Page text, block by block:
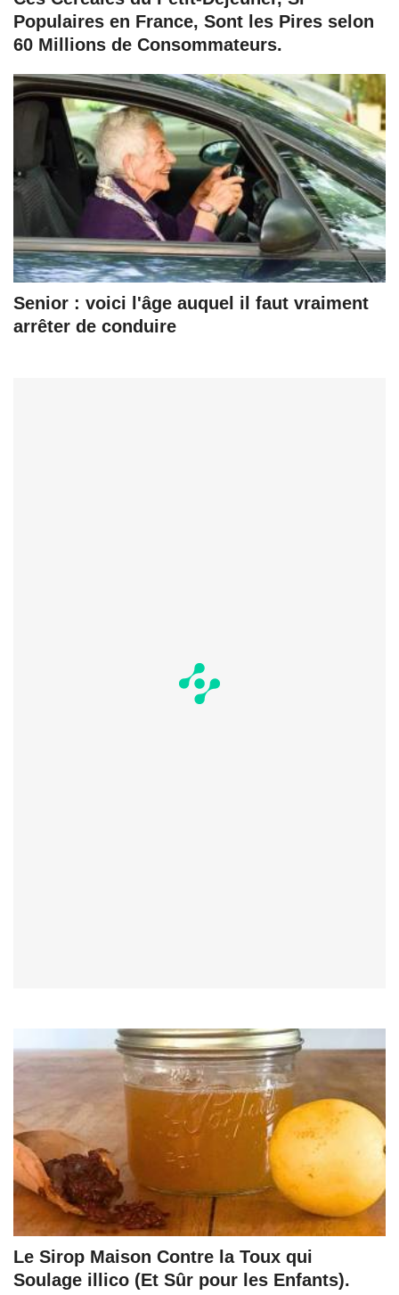
Populaires en France, Sont les Pires selon
60 Millions de Consommateurs.
Senior : voici l'âge auquel il faut vraiment
arrêter de conduire
Le Sirop Maison Contre la Toux qui
Soulage illico (Et Sûr pour les Enfants).